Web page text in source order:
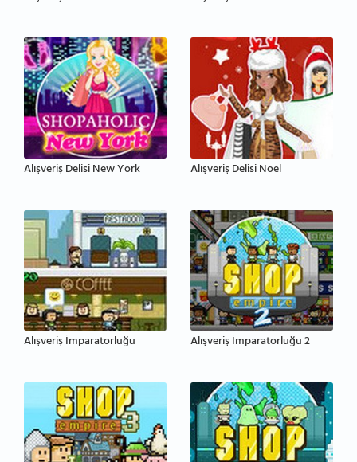
Alışveriş Delisi New York Alışveriş Delisi Noel
Alışveriş İmparatorluğu Alışveriş İmparatorluğu 2